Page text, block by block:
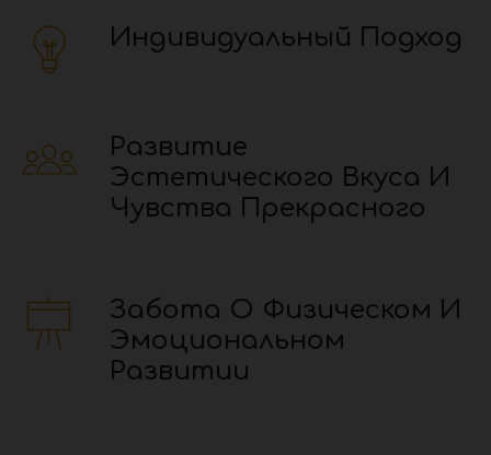
Индивидуальный Подход
Развитие
Эстетического Вкуса И
Чувства Прекрасного
Забота О Физическом И
Эмоциональном
Развитии